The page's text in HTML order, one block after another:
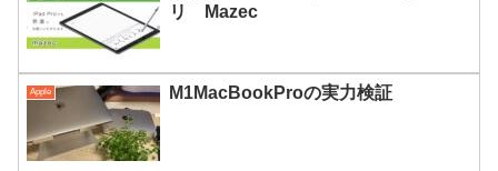
リ Mazec
Apple M1MacBookProの実力検証